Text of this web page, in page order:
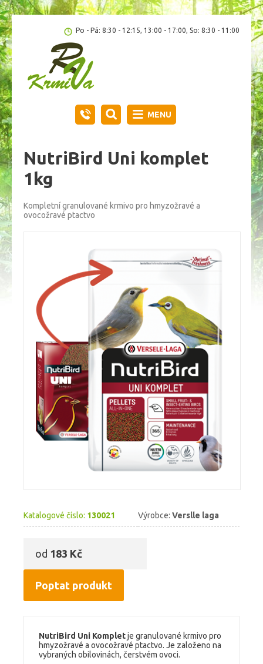
Po - Pá: 8:30 - 12:15, 13:00 - 17:00, So: 8:30 - 11:00
MENU
NutriBird Uni komplet
1kg
Kompletní granulované krmivo pro hmyzožravé a
ovocožravé ptactvo
Katalogové číslo: 130021 Výrobce: Verslle laga
od 183 Kč
Poptat produkt
NutriBird Uni Kompletje granulované krmivo pro
hmyzožravé a ovocožravé ptactvo. Je založeno na
vybraných obilovinách, čerstvém ovoci.